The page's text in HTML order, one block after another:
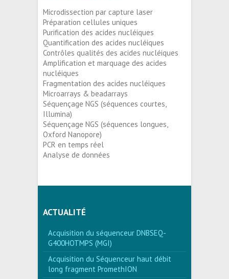
Microdissection par capture laser
Préparation cellules uniques
Purification des acides nucléiques
Quantification des acides nucléiques
Contrôles qualités des acides nucléiques
Amplification et marquage des acides
nucléiques
Fragmentation des acides nucléiques
Microarrays & beadarrays
Séquençage NGS (séquences courtes,
Illumina)
Séquençage NGS (séquences longues,
Oxford Nanopore)
PCR en temps réel
Analyse de données
ACTUALITÉ
Acquisition du séquenceur DNBSEQ-
G400HOTMPS (MGI)
Acquisition du Séquenceur haut débit
long fragment PromethION